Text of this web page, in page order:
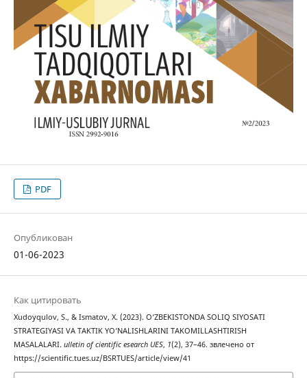
PDF
Опубликован
01-06-2023
Как цитировать
Xudoyqulov, S., & Ismatov, X. (2023). O‘ZBEKISTONDA SOLIQ SIYOSATI
STRATEGIYASI VA TAKTIK YO‘NALISHLARINI TAKOMILLASHTIRISH
MASALALARI. ulletin of cientific esearch UES, 1(2), 37–46. звлечено от
https://scientific.tues.uz/BSRTUES/article/view/41